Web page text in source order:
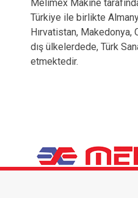
Melimex Makine
Türkiye ile birlikte
Hırvatistan, Makedonya,
dış ülkelerdede, Türk
etmektedir.